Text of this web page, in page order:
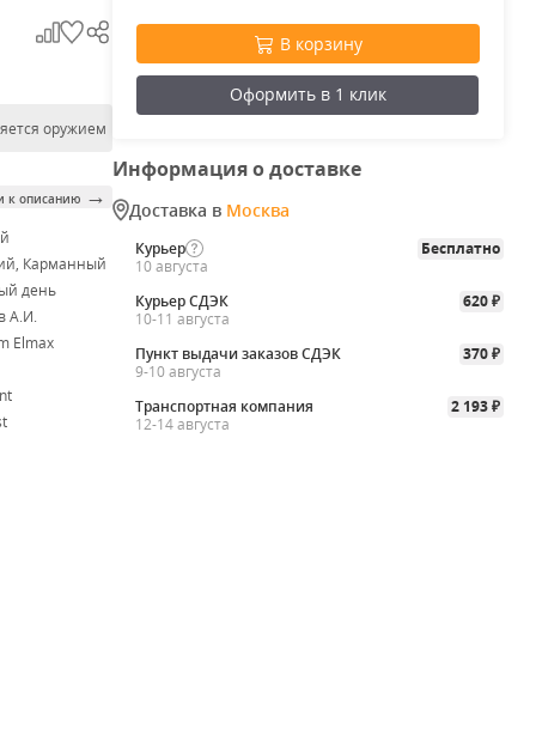
оружием
к описанию →
Карманный
день
А.И.
Elmax
В корзину
Оформить в 1 клик
Информация о доставке
Доставка в Москва
Курьер
Бесплатно
10 августа
Курьер СДЭК
620 ₽
10-11 августа
Пункт выдачи заказов СДЭК
370 ₽
9-10 августа
Транспортная компания
2 193 ₽
12-14 августа